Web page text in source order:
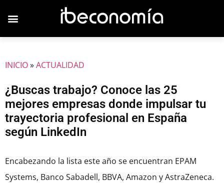
INICIO»ACTUALIDAD
¿Buscas trabajo? Conoce las 25
mejores empresas donde impulsar tu
trayectoria profesional en España
según LinkedIn
Encabezando la lista este año se encuentran EPAM
Systems, Banco Sabadell, BBVA, Amazon y AstraZeneca.